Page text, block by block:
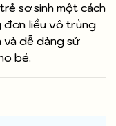
sơ sinh một cách
đơn liều vô trùng
và dễ dàng sử
bé.